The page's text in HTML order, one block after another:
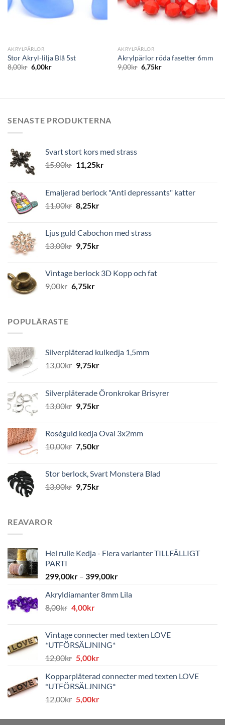
AKRYLPÄRLOR
Stor Akryl-lilja Blå 5st
8,00kr 6,00kr
AKRYLPÄRLOR
Akrylpärlor röda fasetter 6mm
9,00kr 6,75kr
SENASTE PRODUKTERNA
Svart stort kors med strass
15,00kr 11,25kr
Emaljerad berlock "Anti depressants" katter
11,00kr 8,25kr
Ljus guld Cabochon med strass
13,00kr 9,75kr
Vintage berlock 3D Kopp och fat
9,00kr 6,75kr
POPULÄRASTE
Silverpläterad kulkedja 1,5mm
13,00kr 9,75kr
Silverpläterade Öronkrokar Brisyrer
13,00kr 9,75kr
Roséguld kedja Oval 3x2mm
10,00kr 7,50kr
Stor berlock, Svart Monstera Blad
13,00kr 9,75kr
REAVAROR
Hel rulle Kedja - Flera varianter TILLFÄLLIGT
PARTI
299,00kr – 399,00kr
Akryldiamanter 8mm Lila
8,00kr Det
var:
8,00kr.
4,00krDet
är:
4,00kr.
Vintage connecter med texten LOVE
*UTFÖRSÄLJNING*
12,00kr Det
priset
var:
12,00kr.
5,00krDet
priset
är:
5,00kr.
Kopparpläterad connecter med texten LOVE
*UTFÖRSÄLJNING*
12,00kr Det
priset
5,00krDet
priset